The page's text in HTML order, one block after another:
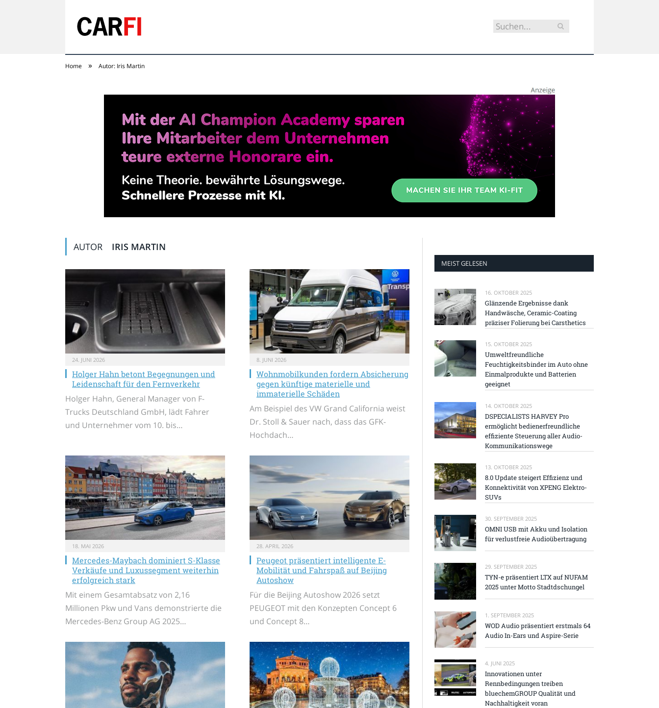
Home » Autor: Iris Martin
AUTOR IRIS MARTIN
24. JUNI 2026
Holger Hahn betont Begegnungen und
Leidenschaft für den Fernverkehr
Holger Hahn, General Manager von F-
Trucks Deutschland GmbH, lädt Fahrer
und Unternehmer vom 10. bis…
8. JUNI 2026
Wohnmobilkunden fordern Absicherung
gegen künftige materielle und
immaterielle Schäden
Am Beispiel des VW Grand California weist
Dr. Stoll & Sauer nach, dass das GFK-
Hochdach…
18. MAI 2026
Mercedes-Maybach dominiert S-Klasse
Verkäufe und Luxussegment weiterhin
erfolgreich stark
Mit einem Gesamtabsatz von 2,16
Millionen Pkw und Vans demonstrierte die
Mercedes-Benz Group AG 2025…
28. APRIL 2026
Peugeot präsentiert intelligente E-
Mobilität und Fahrspaß auf Beijing
Autoshow
Für die Beijing Autoshow 2026 setzt
PEUGEOT mit den Konzepten Concept 6
und Concept 8…
MEIST GELESEN
16. OKTOBER 2025
Glänzende Ergebnisse dank
Handwäsche, Ceramic-Coating
präziser Folierung bei Carsthetics
15. OKTOBER 2025
Umweltfreundliche
Feuchtigkeitsbinder im Auto ohne
Einmalprodukte und Batterien
geeignet
14. OKTOBER 2025
DSPECIALISTS HARVEY Pro
ermöglicht bedienerfreundliche
effiziente Steuerung aller Audio-
Kommunikationswege
13. OKTOBER 2025
8.0 Update steigert Effizienz und
Konnektivität von XPENG Elektro-
SUVs
30. SEPTEMBER 2025
OMNI USB mit Akku und Isolation
für verlustfreie Audioübertragung
29. SEPTEMBER 2025
TYN-e präsentiert LTX auf NUFAM
2025 unter Motto Stadtdschungel
1. SEPTEMBER 2025
WOD Audio präsentiert erstmals 64
Audio In-Ears und Aspire-Serie
4. JUNI 2025
Innovationen unter
Rennbedingungen treiben
bluechemGROUP Qualität und
Nachhaltigkeit voran